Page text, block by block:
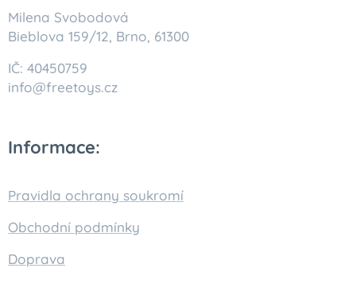
Milena Svobodová
Bieblova 159/12, Brno, 61300
IČ: 40450759
info@freetoys.cz
Informace:
Pravidla ochrany soukromí
Obchodní podmínky
Doprava